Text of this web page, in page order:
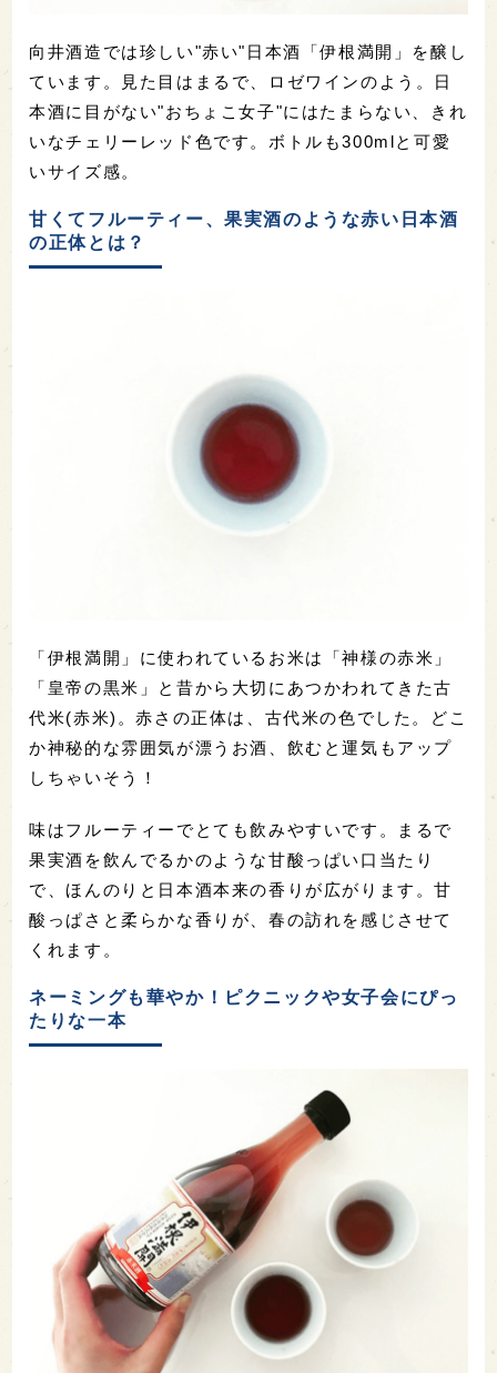
向井酒造では珍しい"赤い"日本酒「伊根満開」を醸し
ています。見た目はまるで、ロゼワインのよう。日
本酒に目がない"おちょこ女子"にはたまらない、きれ
いなチェリーレッド色です。ボトルも300mlと可愛
いサイズ感。
甘くてフルーティー、果実酒のような赤い日本酒
の正体とは？
「伊根満開」に使われているお米は「神様の赤米」
「皇帝の黒米」と昔から大切にあつかわれてきた古
代米(赤米)。赤さの正体は、古代米の色でした。どこ
か神秘的な雰囲気が漂うお酒、飲むと運気もアップ
しちゃいそう！
味はフルーティーでとても飲みやすいです。まるで
果実酒を飲んでるかのような甘酸っぱい口当たり
で、ほんのりと日本酒本来の香りが広がります。甘
酸っぱさと柔らかな香りが、春の訪れを感じさせて
くれます。
ネーミングも華やか！ピクニックや女子会にぴっ
たりな一本